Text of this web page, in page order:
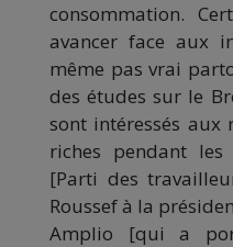
consommation.
avancer face aux
même pas vrai
des études sur le
sont intéressés aux
riches pendant
[Parti des
Roussef à la
Amplio [qui a